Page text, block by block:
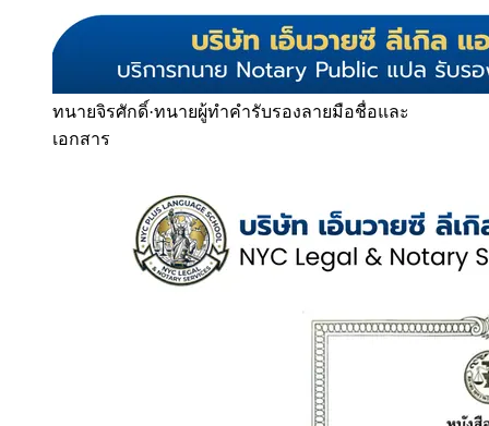
ทนายจิรศักดิ์·ทนายผู้ทำคำรับรองลายมือชื่อและ
เอกสาร